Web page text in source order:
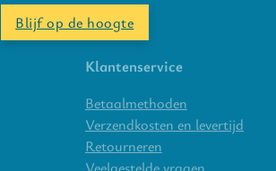
Blijf op de hoogte
Klantenservice
Betaalmethoden
Verzendkosten en levertijd
Retourneren
Veelgestelde vragen